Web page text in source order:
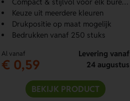
Keuze uit meerdere kleuren
Drukpositie op maat mogelijk
Bedrukken vanaf 250 stuks
Al vanaf
€ 0,59
Levering vanaf
24 augustus
BEKIJK PRODUCT